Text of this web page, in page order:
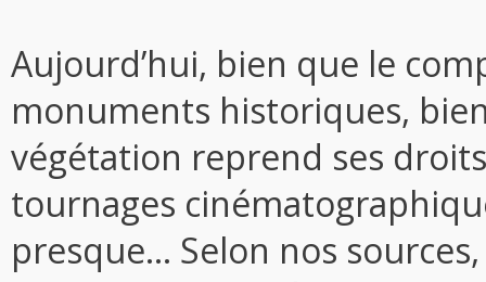
Aujourd’hui, bien que le
monuments historiques,
végétation reprend ses
tournages
presque… Selon nos